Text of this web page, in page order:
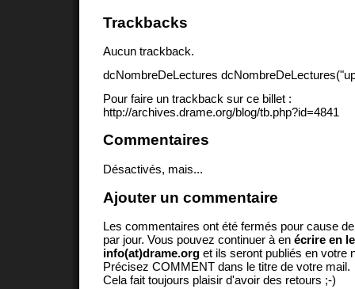
Trackbacks
Aucun trackback.
dcNombreDeLectures
Pour faire un trackback sur ce billet :
http://archives.drame.org/blog/tb.php?id=4841
Commentaires
Désactivés, mais...
Ajouter un commentaire
Les commentaires ont été fermés pour cause
par jour. Vous pouvez continuer à en écrire en
info(at)drame.org et ils seront publiés en votre
Précisez COMMENT dans le titre de votre mail.
Cela fait toujours plaisir d'avoir des retours ;-)